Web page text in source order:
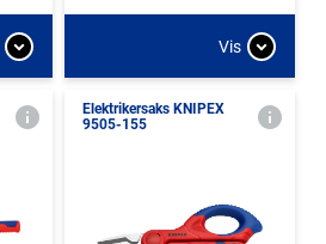
Vis
Elektrikersaks KNIPEX
9505-155